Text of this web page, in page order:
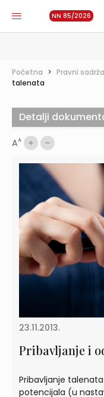
NN 85/2026
Početna > Pravni
talenata
AA
23.11.2013.
Pribavljanje i
Pribavljanje
potencijala (u
Detalji